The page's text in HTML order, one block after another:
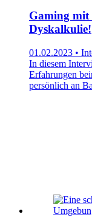
Gaming mit
Dyskalkulie!
01.02.2023 •
In diesem
Erfahrungen
persönlich an